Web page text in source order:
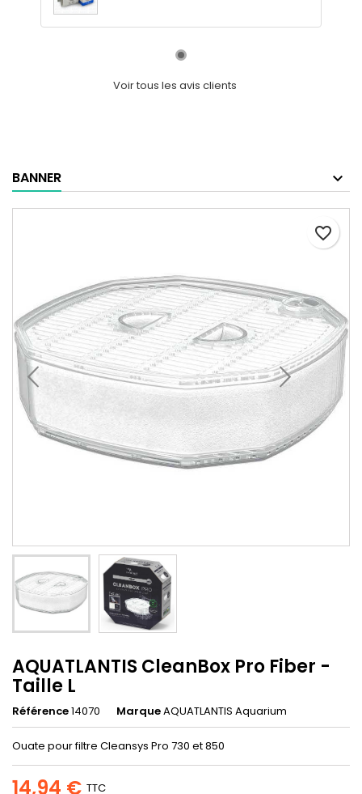
Voir tous les avis clients
BANNER
AQUATLANTIS CleanBox Pro Fiber -
Taille L
Référence14070 MarqueAQUATLANTIS Aquarium
Ouate pour filtre Cleansys Pro 730 et 850
14,94 € TTC
favorite_border